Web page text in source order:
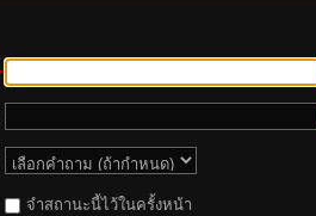
จำสถานะนี้ไว้ในครั้งหน้า